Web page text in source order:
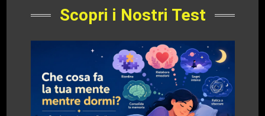
Scopri i Nostri Test